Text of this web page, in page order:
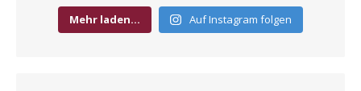
Mehr laden… Auf Instagram folgen